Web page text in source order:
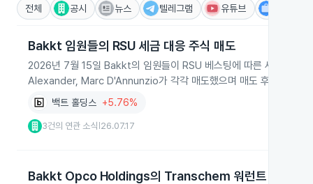
전체 공시 뉴스 텔레그램 유튜브
Bakkt 임원들의 RSU 세금 대응 주식 매도
2026년 7월 15일 Bakkt의 임원들이 RSU 베스팅에 따른 세금 납
Alexander, Marc D'Annunzio가 각각 매도했으며 매도 후 보유 수량
백트 홀딩스 +5.76%
3건의 연관 소식 26.07.17
Bakkt Opco Holdings의 Transchem 워런트 배정